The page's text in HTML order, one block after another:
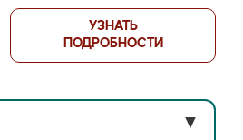
УЗНАТЬ
ПОДРОБНОСТИ
▼